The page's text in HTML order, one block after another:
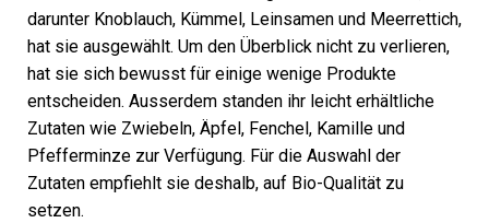
darunter Knoblauch, Kümmel, Leinsamen und Meerrettich,
hat sie ausgewählt. Um den Überblick nicht zu verlieren,
hat sie sich bewusst für einige wenige Produkte
entscheiden. Ausserdem standen ihr leicht erhältliche
Zutaten wie Zwiebeln, Äpfel, Fenchel, Kamille und
Pfefferminze zur Verfügung. Für die Auswahl der
Zutaten empfiehlt sie deshalb, auf Bio-Qualität zu
setzen.